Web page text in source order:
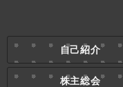
自己紹介
株主総会